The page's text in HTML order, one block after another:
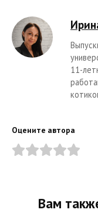
11-
Оцените автора
Вам